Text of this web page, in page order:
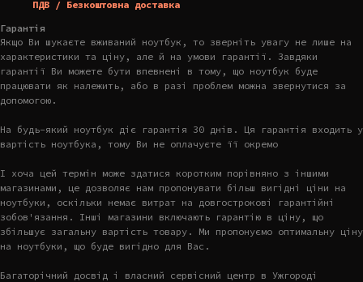
ПДВ / Безкоштовна доставка
Гарантія
Якщо Ви шукаєте вживаний ноутбук, то зверніть увагу не лише на
характеристики та ціну, але й на умови гарантії. Завдяки
гарантії Ви можете бути впевнені в тому, що ноутбук буде
працювати як належить, або в разі проблем можна звернутися за
допомогою.
На будь-який ноутбук діє гарантія 30 днів. Ця гарантія входить у
вартість ноутбука, тому Ви не оплачуєте її окремо
І хоча цей термін може здатися коротким порівняно з іншими
магазинами, це дозволяє нам пропонувати більш вигідні ціни на
ноутбуки, оскільки немає витрат на довгострокові гарантійні
зобов'язання. Інші магазини включають гарантію в ціну, що
збільшує загальну вартість товару. Ми пропонуємо оптимальну ціну
на ноутбуки, що буде вигідно для Вас.
Багаторічний досвід і власний сервісний центр в Ужгороді